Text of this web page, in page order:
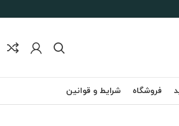
فروشگاه شرایط و قوانین